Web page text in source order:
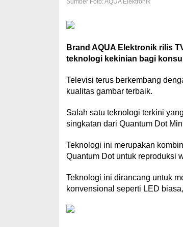
Brand AQUA Elektronik rilis
teknologi kekinian bagi
Televisi terus berkembang
kualitas gambar terbaik.
Salah satu teknologi terkini
singkatan dari Quantum Dot
Teknologi ini merupakan
Quantum Dot untuk reproduksi
Teknologi ini dirancang untuk
konvensional seperti LED